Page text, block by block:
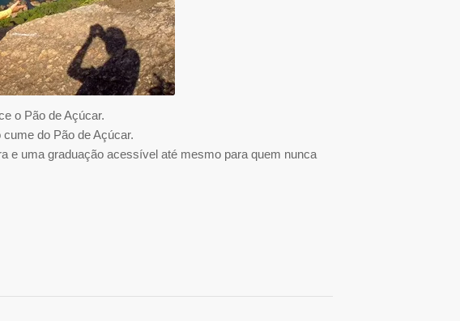
o Pão de Açúcar.
do Pão de Açúcar.
e uma graduação acessível até mesmo para quem nunca